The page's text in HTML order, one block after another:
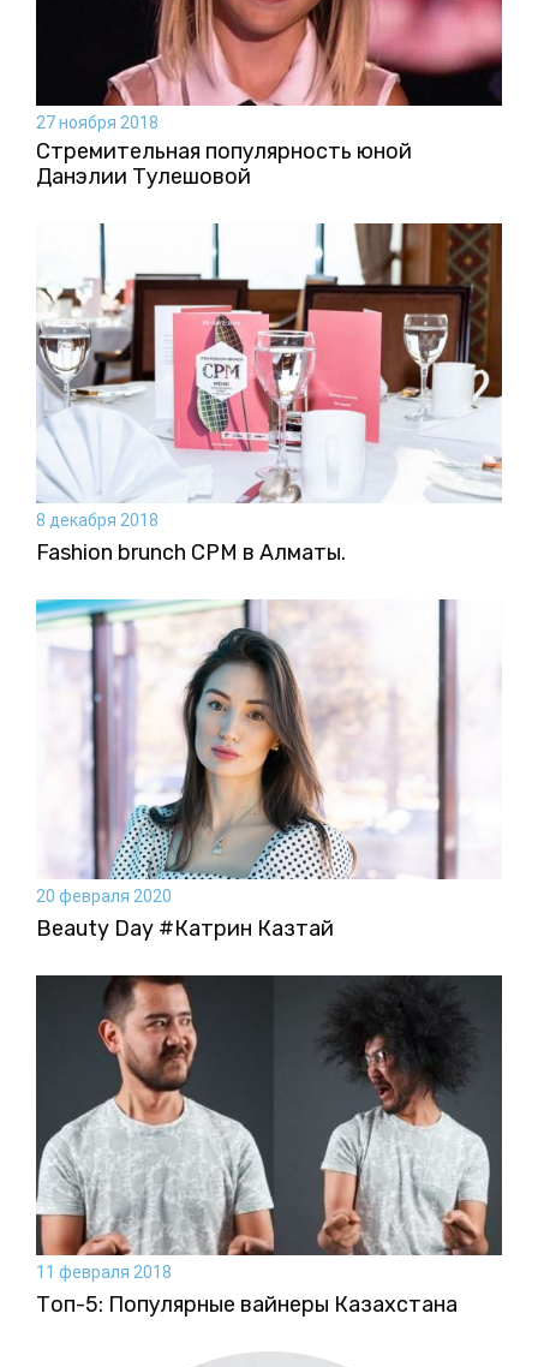
27 ноября 2018
Стремительная популярность юной
Данэлии Тулешовой
8 декабря 2018
Fashion brunch CPM в Алматы.
20 февраля 2020
Beauty Day #Катрин Казтай
11 февраля 2018
Топ-5: Популярные вайнеры Казахстана